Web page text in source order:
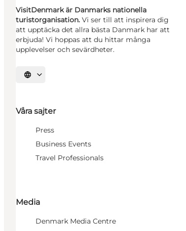
VisitDenmark är Danmarks nationella
turistorganisation. Vi ser till att inspirera dig
att upptäcka det allra bästa Danmark har att
erbjuda! Vi hoppas att du hittar många
upplevelser och sevärdheter.
Välj språk
Våra sajter
Press
Business Events
Travel Professionals
Media
Denmark Media Centre